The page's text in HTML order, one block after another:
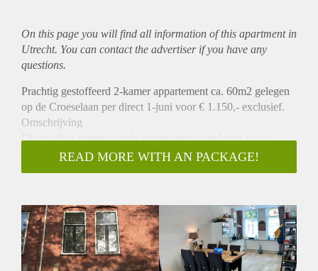
On this page you will find all information of this apartmentin
Utrecht. You can contact the advertiser if you have any
questions.
Prachtig gestoffeerd 2-kamer appartement ca. 60m2 gelegen
op de Croeselaan per direct 1-juni voor € 1.150,- exclusief.
Omschrijving
Dit prachtig gerenoveerde appartement is gelegen op de
begane grond van een volledig gerenoveerde woning. U
komt het appartement binnen in de ruime woonkamer met
toegang biedt tot de badkamer met inloop douche, wastafel,
toilet en wasmachine aansluiting. Vanuit de slaapkamer heeft
u ook toegang tot de tuin van ca. 16m2 die is gelegen op het
oosten.
READ MORE WITH AN PACKAGE!